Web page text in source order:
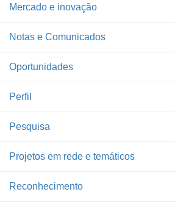
Mercado e inovação
Notas e Comunicados
Oportunidades
Perfil
Pesquisa
Projetos em rede e temáticos
Reconhecimento